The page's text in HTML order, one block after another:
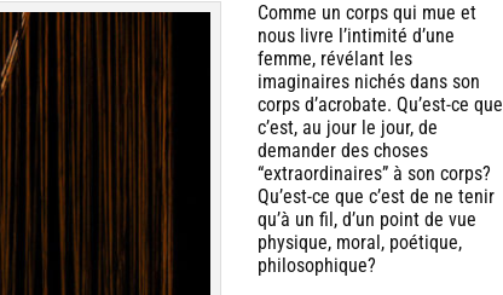
Comme un corps qui mue et
nous livre l’intimité d’une
femme, révélant les
imaginaires nichés dans son
corps d’acrobate. Qu’est-ce que
c’est, au jour le jour, de
demander des choses
“extraordinaires” à son corps?
Qu’est-ce que c’est de ne tenir
qu’à un fil, d’un point de vue
physique, moral, poétique,
philosophique?